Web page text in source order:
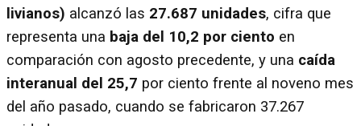
livianos) alcanzó las 27.687 unidades, cifra que
representa una baja del 10,2 por ciento en
comparación con agosto precedente, y una caída
interanual del 25,7 por ciento frente al noveno mes
del año pasado, cuando se fabricaron 37.267